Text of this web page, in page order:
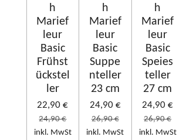
h
Marief
leur
Basic
Frühst
ückstel
ler
22,90 €
24,90 €
inkl. MwSt
h
Marief
leur
Basic
Suppe
nteller
23 cm
24,90 €
26,90 €
inkl. MwSt
h
Marief
leur
Basic
Speies
teller
27 cm
24,90 €
26,90 €
inkl. MwSt